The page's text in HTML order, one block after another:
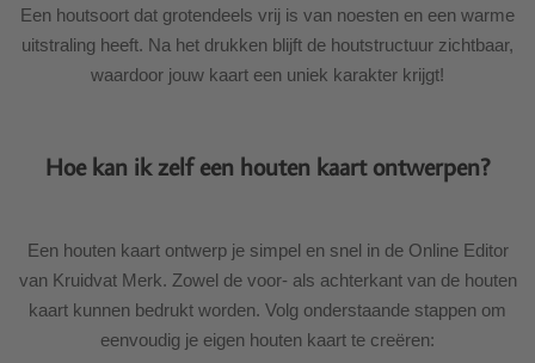
Een houtsoort dat grotendeels vrij is van noesten en een warme
uitstraling heeft. Na het drukken blijft de houtstructuur zichtbaar,
waardoor jouw kaart een uniek karakter krijgt!
Hoe kan ik zelf een houten kaart ontwerpen?
Een houten kaart ontwerp je simpel en snel in de Online Editor
van Kruidvat Merk. Zowel de voor- als achterkant van de houten
kaart kunnen bedrukt worden. Volg onderstaande stappen om
eenvoudig je eigen houten kaart te creëren: